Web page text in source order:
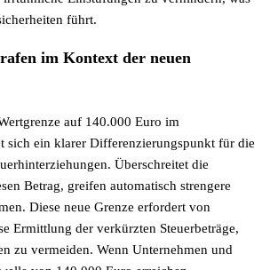
führt.
im Kontext der neuen
auf 140.000 Euro im
sich ein klarer Differenzierungspunkt für die
Überschreitet die
Betrag, greifen automatisch strengere
Diese neue Grenze erfordert von
Ermittlung der verkürzten Steuerbeträge,
zu vermeiden. Wenn Unternehmen und